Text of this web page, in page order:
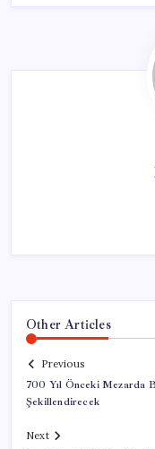
Other Articles
Previous
700 Yıl Önceki Mezarda
Şekillendirecek
Next